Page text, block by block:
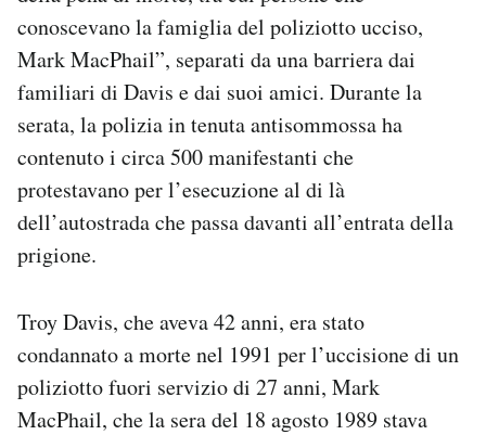
conoscevano la famiglia del poliziotto ucciso,
Mark MacPhail”, separati da una barriera dai
familiari di Davis e dai suoi amici. Durante la
serata, la polizia in tenuta antisommossa ha
contenuto i circa 500 manifestanti che
protestavano per l’esecuzione al di là
dell’autostrada che passa davanti all’entrata della
prigione.
Troy Davis, che aveva 42 anni, era stato
condannato a morte nel 1991 per l’uccisione di un
poliziotto fuori servizio di 27 anni, Mark
MacPhail, che la sera del 18 agosto 1989 stava